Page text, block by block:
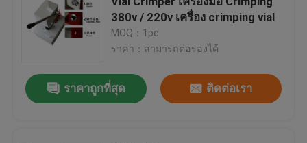
เกี่ยวกับเรา
ทัวร์โรงงาน
380v / 220v เครื่อง crimping vial
MOQ：1pc
ราคา：สามารถต่อรองได้
ราคาถูกที่สุด ติดต่อเรา